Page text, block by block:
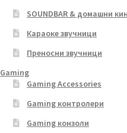
SOUNDBAR & домашни
Караоке звучници
Преносни звучници
Gaming
Gaming Accessories
Gaming контролери
Gaming конзоли